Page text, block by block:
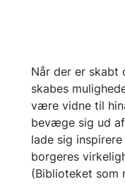
Når der er skabt
skabes
være vidne til
bevæge sig ud
lade sig
borgeres
(Biblioteket som